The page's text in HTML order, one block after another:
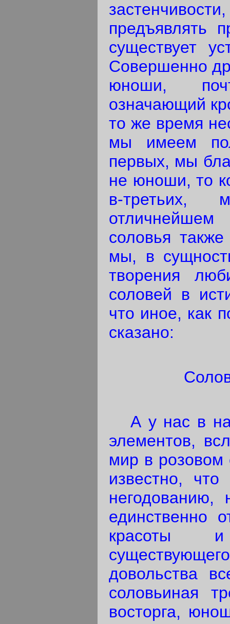
предъявлять
существует
Совершенно
юноши,
означающий
то же время
мы имеем
первых, мы
не юноши, то
в-
соловья
мы, в
творения
соловей в
что иное, как
сказано:
А у нас в
элементов,
мир в розовом
известно,
единственно
красоты и
довольства
соловьиная
восторга,